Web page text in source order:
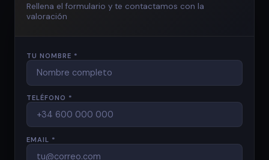
Rellena el formulario y te contactamos con la
valoración
TU NOMBRE *
TELÉFONO *
EMAIL *